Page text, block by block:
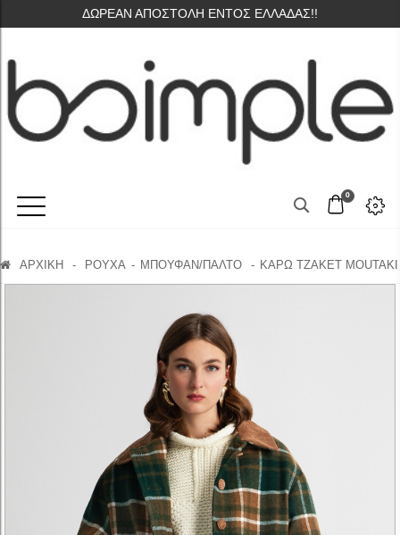
ΔΩΡΕΑΝ ΑΠΟΣΤΟΛΗ ΕΝΤΟΣ ΕΛΛΑΔΑΣ!!
0
ΑΡΧΙΚΗ - ΡΟΥΧΑ ΜΠΟΥΦΑΝ/ΠΑΛΤΟ ΚΑΡΩ ΤΖΑΚΕΤ MOUTAKI